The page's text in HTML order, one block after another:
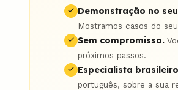
Demonstração no
Mostramos casos do
Sem compromisso.
próximos passos.
Especialista
português, sobre a sua